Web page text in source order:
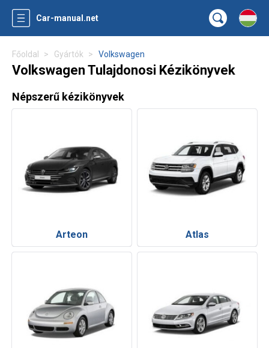
Car-manual.net
Főoldal Gyártók Volkswagen
Volkswagen Tulajdonosi Kézikönyvek
Népszerű kézikönyvek
Arteon Atlas